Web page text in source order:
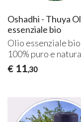
Oshadhi - Thuya
essenziale bio
Olio essenziale bio
100% puro e
€ 11,30